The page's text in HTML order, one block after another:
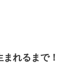
れるまで！